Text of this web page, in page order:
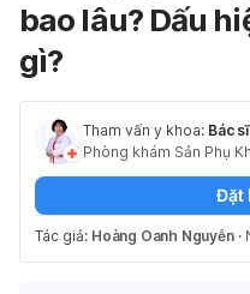
bao lâu? Dấu
gì?
Tham vấn y khoa: Bác
Phòng khám Sản Phụ
Đặt
Tác giả: Hoàng Oanh Nguyễn ·